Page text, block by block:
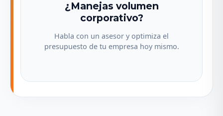
¿Manejas volumen
corporativo?
Habla con un asesor y optimiza el
presupuesto de tu empresa hoy mismo.